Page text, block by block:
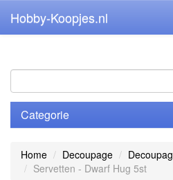
Hobby-Koopjes.nl
Categorie
Home Decoupage
Servetten - Dwarf Hug 5st